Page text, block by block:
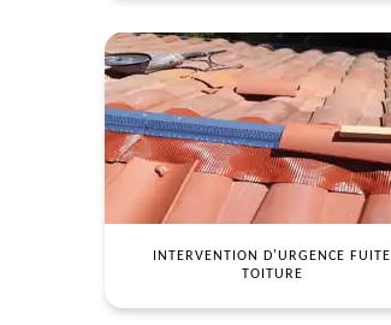
INTERVENTION D'URGENCE FUITE
TOITURE